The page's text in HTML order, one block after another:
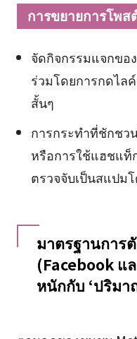
การขยายการโพ
จัดกิจกรรมแจกขอ
ร่วมโดยการกดไล
สั้นๆ
การกระทำที่ชักชว
หรือการใช้แฮชแท็
ตรวจจับเป็นสแปม
มาตรฐานการ
(Facebook แ
หนักกับ ‘ปริม